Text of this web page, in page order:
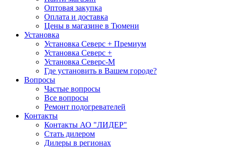
Оптовая закупка
Оплата и доставка
Цены в магазине в Тюмени
Установка
Установка Северс + Премиум
Установка Северс +
Установка Северс-М
Где установить в Вашем городе?
Вопросы
Частые вопросы
Все вопросы
Ремонт подогревателей
Контакты
Контакты АО "ЛИДЕР"
Стать дилером
Дилеры в регионах